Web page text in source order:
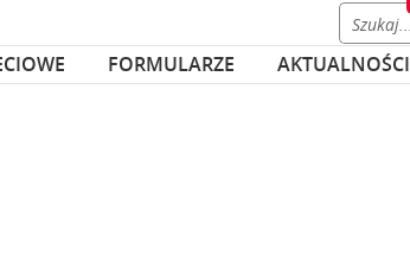
FORMULARZE AKTUALNOŚCI